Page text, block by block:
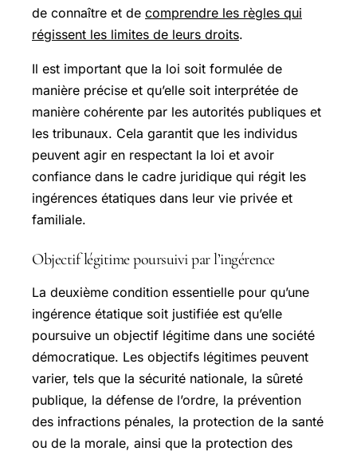
de connaître et de comprendre les règles qui
régissent les limites de leurs droits.
Il est important que la loi soit formulée de
manière précise et qu’elle soit interprétée de
manière cohérente par les autorités publiques et
les tribunaux. Cela garantit que les individus
peuvent agir en respectant la loi et avoir
confiance dans le cadre juridique qui régit les
ingérences étatiques dans leur vie privée et
familiale.
Objectif légitime poursuivi par l’ingérence
La deuxième condition essentielle pour qu’une
ingérence étatique soit justifiée est qu’elle
poursuive un objectif légitime dans une société
démocratique. Les objectifs légitimes peuvent
varier, tels que la sécurité nationale, la sûreté
publique, la défense de l’ordre, la prévention
des infractions pénales, la protection de la santé
ou de la morale, ainsi que la protection des